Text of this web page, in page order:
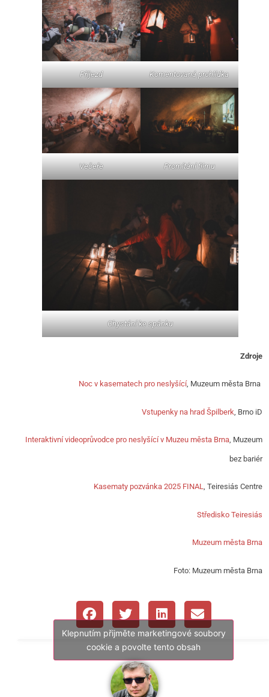
Příjezd Komentovaná prohlídka
Večeře Promítání filmu
Chystání ke spánku
Zdroje
Noc v kasematech pro neslyšící, Muzeum města Brna
Vstupenky na hrad Špilberk , Brno iD
Interaktivní videoprůvodce pro neslyšící v Muzeu města Brna , Muzeum
bez bariér
Kasematy pozvánka 2025 FINAL, Teiresiás Centre
Středisko Teiresiás
Muzeum města Brna
Foto: Muzeum města Brna
Klepnutím přijměte marketingové soubory
cookie a povolte tento obsah